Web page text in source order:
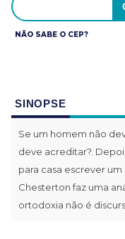
NÃO SABE O CEP?
SINOPSE
Se um homem não
deve acreditar?.
para casa escrever
Chesterton faz uma
ortodoxia não é